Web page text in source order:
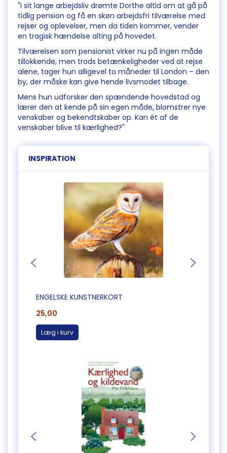
"I sit lange arbejdsliv drømte Dorthe altid om at gå på
tidlig pension og få en skøn arbejdsfri tilværelse med
rejser og oplevelser, men da tiden kommer, vender
en tragisk hændelse alting på hovedet.
Tilværelsen som pensionist virker nu på ingen måde
tillokkende, men trods betænkeligheder ved at rejse
alene, tager hun alligevel to måneder til London – den
by, der måske kan give hende livsmodet tilbage.
Mens hun udforsker den spændende hovedstad og
lærer den at kende på sin egen måde, blomstrer nye
venskaber og bekendtskaber op. Kan ét af de
venskaber blive til kærlighed?"
INSPIRATION
ENGELSKE KUNSTNERKORT
25,00
Læg i kurv